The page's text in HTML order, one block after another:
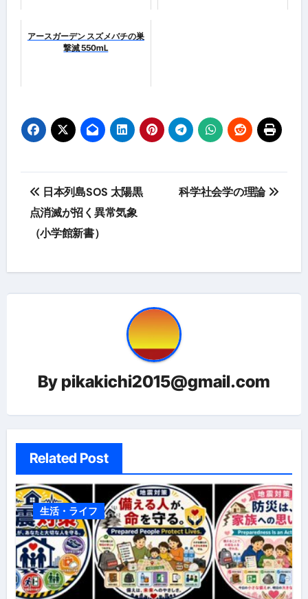
アースガーデン スズメバチの巣
撃滅 550mL
投
稿
ナ
ビ
ゲ
ョ
ン
日本列島SOS 太陽黒
点消滅が招く異常気象
（小学館新書）
科学社会学の理論
By pikakichi2015@gmail.com
Related Post
生活・ライフ